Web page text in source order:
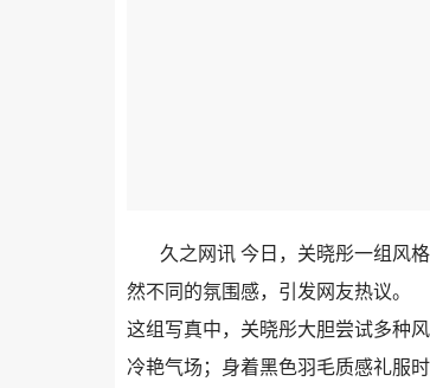
久之网讯 今日，关晓彤一组风
然不同的氛围感，引发网友热议。
这组写真中，关晓彤大胆尝试多种
冷艳气场；身着黑色羽毛质感礼服